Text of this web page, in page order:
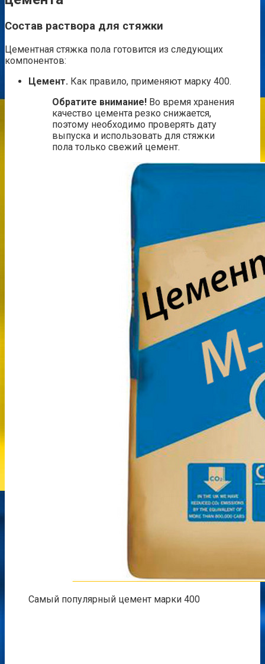
Состав раствора для стяжки
Цементная стяжка пола готовится из следующих
компонентов:
Цемент. Как правило, применяют марку 400.
Обратите внимание! Во время хранения
качество цемента резко снижается,
поэтому необходимо проверять дату
выпуска и использовать для стяжки
пола только свежий цемент.
Самый популярный цемент марки 400